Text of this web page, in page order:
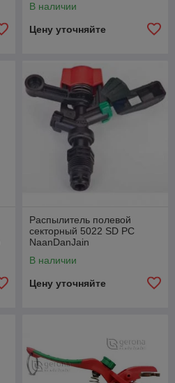
В наличии
Цену уточняйте
Распылитель полевой
секторный 5022 SD РС
NaanDanJain
В наличии
Цену уточняйте